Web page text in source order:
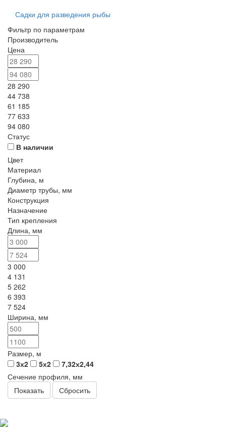
Садки для разведения рыбы
Фильтр по параметрам
Производитель
Цена
28 290
44 738
61 185
77 633
94 080
Статус
В наличии
Цвет
Материал
Глубина, м
Диаметр трубы, мм
Конструкция
Назначение
Тип крепления
Длина, мм
3 000
4 131
5 262
6 393
7 524
Ширина, мм
Размер, м
3х2
5х2
7,32х2,44
Сечение профиля, мм
Сбросить